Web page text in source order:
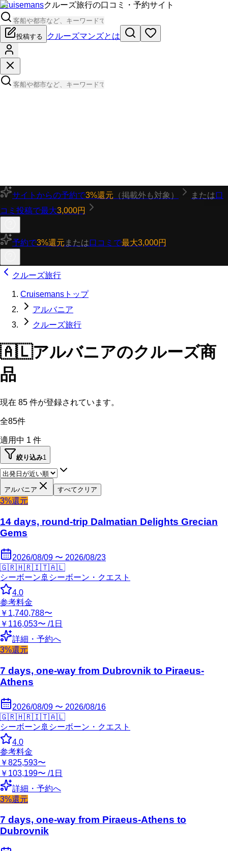
Cruisemansクルーズ旅行の口コミ・予約サイト
投稿する クルーズマンズとは
サイトからの予約で3%還元 （掲載外も対象） または口
コミ投稿で最大3,000円
予約で3%還元 または口コミで最大3,000円
クルーズ旅行
Cruisemansトップ
アルバニア
クルーズ旅行
🇦🇱アルバニアのクルーズ商
品
現在 85 件が登録されています。
全85件
適用中 1 件
絞り込み1
アルバニア すべてクリア
3%還元
14 days, round-trip Dalmatian Delights Grecian
Gems
2026/08/09 〜 2026/08/23
🇬🇷🇭🇷🇮🇹🇦🇱
シーボーン 🚢 シーボーン・クエスト
4.0
参考料金
￥1,740,788〜
￥116,053〜 /1日
詳細・予約へ
3%還元
7 days, one-way from Dubrovnik to Piraeus-
Athens
2026/08/09 〜 2026/08/16
🇬🇷🇭🇷🇮🇹🇦🇱
シーボーン 🚢 シーボーン・クエスト
4.0
参考料金
￥825,593〜
￥103,199〜 /1日
詳細・予約へ
3%還元
7 days, one-way from Piraeus-Athens to
Dubrovnik